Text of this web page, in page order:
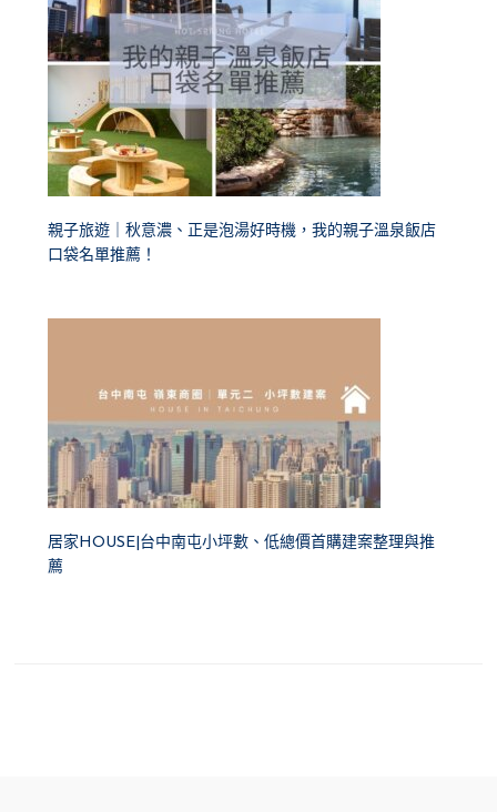
親子旅遊｜秋意濃、正是泡湯好時機，我的親子溫泉飯店
口袋名單推薦！
居家HOUSE|台中南屯小坪數、低總價首購建案整理與推
薦